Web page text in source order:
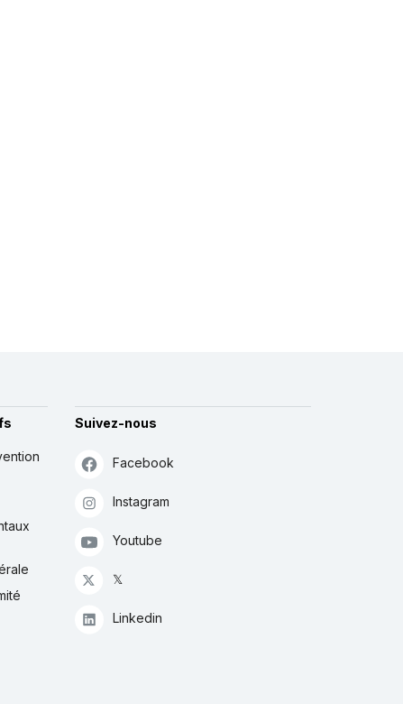
Suivez-nous
Facebook
Instagram
Youtube
𝕏
Linkedin